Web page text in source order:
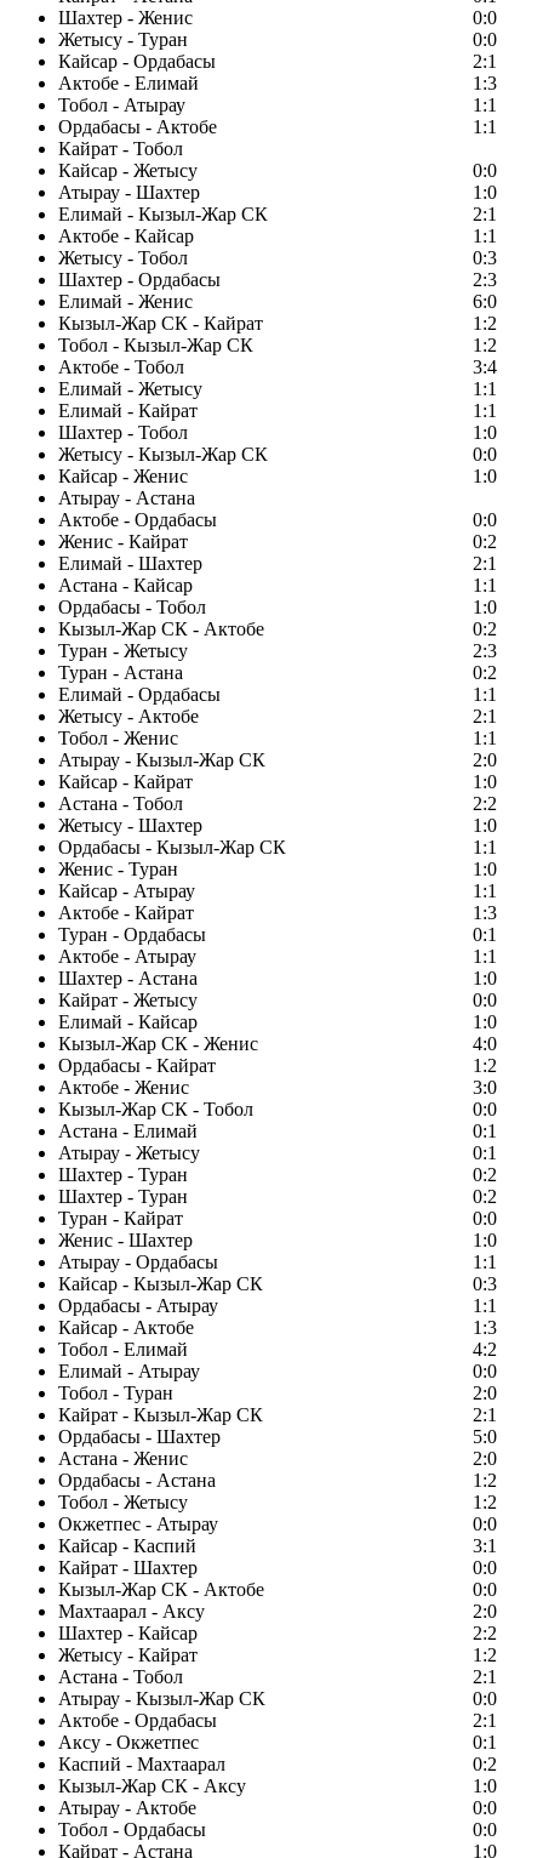
Шахтер - Женис
0:0
Жетысу - Туран
0:0
Кайсар - Ордабасы
2:1
Актобе - Елимай
1:3
Тобол - Атырау
1:1
Ордабасы - Актобе
1:1
Кайрат - Тобол
Кайсар - Жетысу
0:0
Атырау - Шахтер
1:0
Елимай - Кызыл-Жар СК
2:1
Актобе - Кайсар
1:1
Жетысу - Тобол
0:3
Шахтер - Ордабасы
2:3
Елимай - Женис
6:0
Кызыл-Жар СК - Кайрат
1:2
Тобол - Кызыл-Жар СК
1:2
Актобе - Тобол
3:4
Елимай - Жетысу
1:1
Елимай - Кайрат
1:1
Шахтер - Тобол
1:0
Жетысу - Кызыл-Жар СК
0:0
Кайсар - Женис
1:0
Атырау - Астана
Актобе - Ордабасы
0:0
Женис - Кайрат
0:2
Елимай - Шахтер
2:1
Астана - Кайсар
1:1
Ордабасы - Тобол
1:0
Кызыл-Жар СК - Актобе
0:2
Туран - Жетысу
2:3
Туран - Астана
0:2
Елимай - Ордабасы
1:1
Жетысу - Актобе
2:1
Тобол - Женис
1:1
Атырау - Кызыл-Жар СК
2:0
Кайсар - Кайрат
1:0
Астана - Тобол
2:2
Жетысу - Шахтер
1:0
Ордабасы - Кызыл-Жар СК
1:1
Женис - Туран
1:0
Кайсар - Атырау
1:1
Актобе - Кайрат
1:3
Туран - Ордабасы
0:1
Актобе - Атырау
1:1
Шахтер - Астана
1:0
Кайрат - Жетысу
0:0
Елимай - Кайсар
1:0
Кызыл-Жар СК - Женис
4:0
Ордабасы - Кайрат
1:2
Актобе - Женис
3:0
Кызыл-Жар СК - Тобол
0:0
Астана - Елимай
0:1
Атырау - Жетысу
0:1
Шахтер - Туран
0:2
Шахтер - Туран
0:2
Туран - Кайрат
0:0
Женис - Шахтер
1:0
Атырау - Ордабасы
1:1
Кайсар - Кызыл-Жар СК
0:3
Ордабасы - Атырау
1:1
Кайсар - Актобе
1:3
Тобол - Елимай
4:2
Елимай - Атырау
0:0
Тобол - Туран
2:0
Кайрат - Кызыл-Жар СК
2:1
Ордабасы - Шахтер
5:0
Астана - Женис
2:0
Ордабасы - Астана
1:2
Тобол - Жетысу
1:2
Окжетпес - Атырау
0:0
Кайсар - Каспий
3:1
Кайрат - Шахтер
0:0
Кызыл-Жар СК - Актобе
0:0
Махтаарал - Аксу
2:0
Шахтер - Кайсар
2:2
Жетысу - Кайрат
1:2
Астана - Тобол
2:1
Атырау - Кызыл-Жар СК
0:0
Актобе - Ордабасы
2:1
Аксу - Окжетпес
0:1
Каспий - Махтаарал
0:2
Кызыл-Жар СК - Аксу
1:0
Атырау - Актобе
0:0
Тобол - Ордабасы
0:0
Кайрат - Астана
1:0